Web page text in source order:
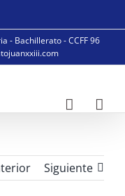
- Bachillerato - CCFF 96
Siguiente